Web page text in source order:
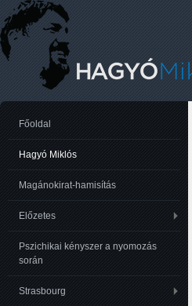
Főoldal
Hagyó Miklós
Magánokirat-hamisítás
Előzetes
Pszichikai kényszer a nyomozás
során
Strasbourg